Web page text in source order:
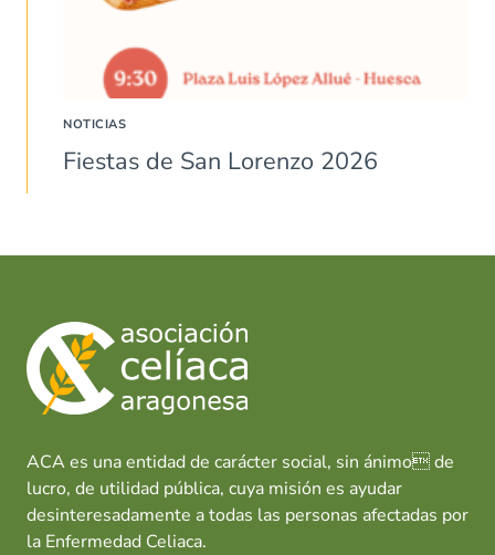
NOTICIAS
Fiestas de San Lorenzo 2026
ACA es una entidad de carácter social, sin ánimo de
lucro, de utilidad pública, cuya misión es ayudar
desinteresadamente a todas las personas afectadas por
la Enfermedad Celiaca.